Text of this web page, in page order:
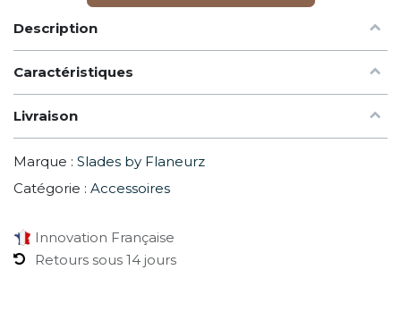
Description
Caractéristiques
Livraison
Marque : Slades by Flaneurz
Catégorie : Accessoires
Innovation Française
Retours sous 14 jours